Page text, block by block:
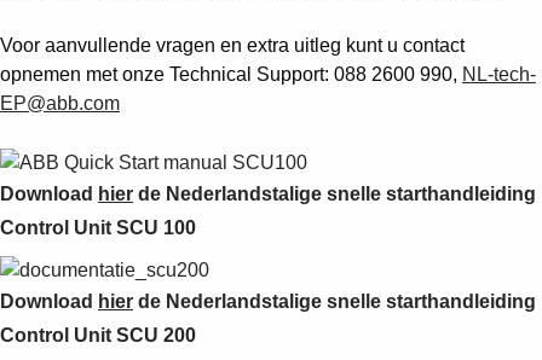
Voor aanvullende vragen en extra uitleg kunt u contact
opnemen met onze Technical Support: 088 2600 990, NL-tech-
EP@abb.com
Download hier de Nederlandstalige snelle starthandleiding
Control Unit SCU 100
Download hier de Nederlandstalige snelle starthandleiding
Control Unit SCU 200